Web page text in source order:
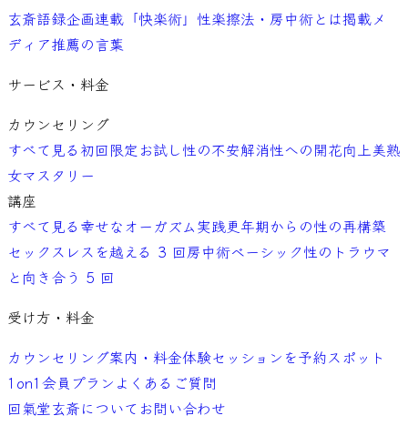
玄斎語録企画連載「快楽術」 性楽擦法・房中術とは掲載メ
ディア推薦の言葉
サービス・料金
カウンセリング
すべて見る 初回限定お試し性の不安解消性への開花向上美熟
女マスタリー
講座
すべて見る 幸せなオーガズム実践更年期からの性の再構築
セックスレスを越える 3 回房中術ベーシック性のトラウマ
と向き合う 5 回
受け方・料金
カウンセリング案内・料金体験セッションを予約スポット
1on1 会員プラン よくあるご質問
回氣堂玄斎について お問い合わせ